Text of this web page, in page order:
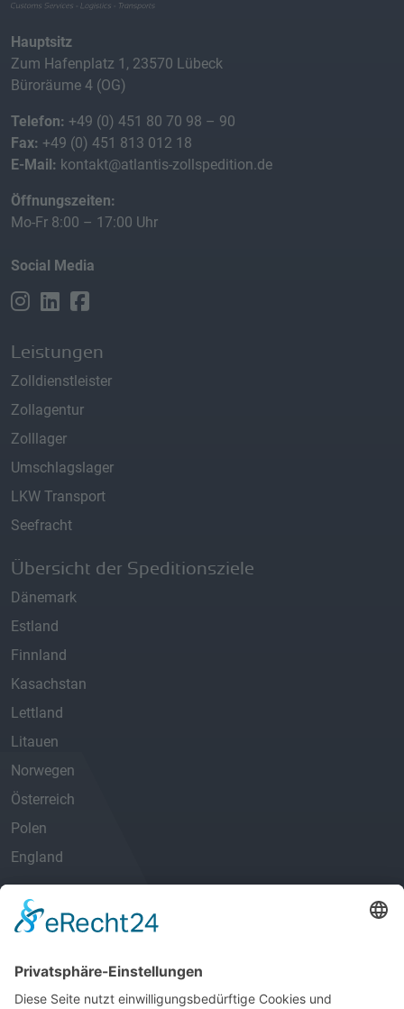
Hauptsitz
Zum Hafenplatz 1, 23570 Lübeck
Büroräume 4 (OG)
Telefon: +49 (0) 451 80 70 98 – 90
Fax: +49 (0) 451 813 012 18
E-Mail: kontakt@atlantis-zollspedition.de
Öffnungszeiten:
Mo-Fr 8:00 – 17:00 Uhr
Social Media
Leistungen
Zolldienstleister
Zollagentur
Zolllager
Umschlagslager
LKW Transport
Seefracht
Übersicht der Speditionsziele
Dänemark
Estland
Finnland
Kasachstan
Lettland
Litauen
Norwegen
Österreich
Polen
England
Schweden